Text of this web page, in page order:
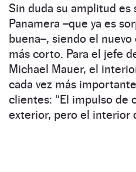
Sin duda su amplitud es
Panamera –que ya es
buena–, siendo el
más corto. Para el jefe
Michael Mauer, el
cada vez más
clientes: “El impulso de
exterior, pero el interior